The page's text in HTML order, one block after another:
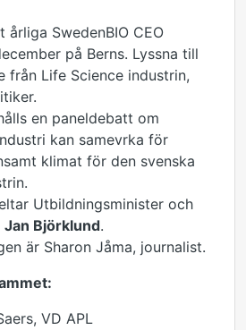
årliga SwedenBIO CEO
på Berns. Lyssna till
från Life Science industrin,
en paneldebatt om
kan samevrka för
klimat för den svenska
Utbildningsminister och
Jan Björklund.
är Sharon Jåma, journalist.
VD APL